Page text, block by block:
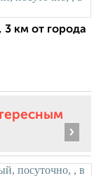
км от города
›